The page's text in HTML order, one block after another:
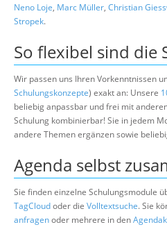
Neno Loje, Marc Müller, Christian
Stropek.
So flexibel sind die
Wir passen uns Ihren Vorkenntnissen
Schulungskonzepte) exakt an: Unsere
beliebig anpassbar und frei mit
Schulung kombinierbar! Sie in jedem
andere Themen ergänzen sowie
Agenda selbst
Sie finden einzelne Schulungsmodule
TagCloudoder die Volltextsuche. Sie
anfragenoder mehrere in den